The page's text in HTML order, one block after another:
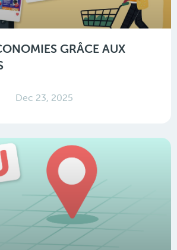
GRÂCE AUX
Dec 23, 2025